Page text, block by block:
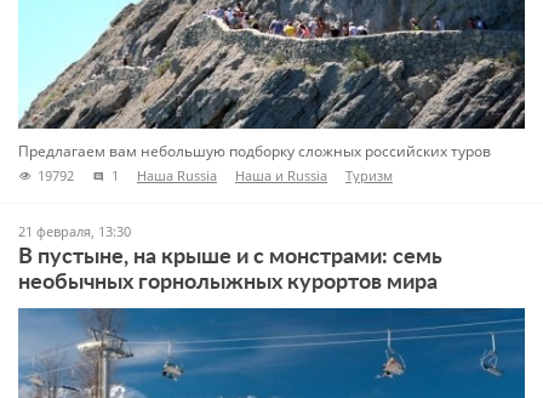
Предлагаем вам небольшую подборку сложных российских туров
19792 1 Наша Russia Наша и Russia Туризм
21 февраля, 13:30
В пустыне, на крыше и с монстрами: семь
необычных горнолыжных курортов мира